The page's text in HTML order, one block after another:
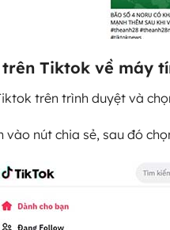
Tiktok về máy
trên trình duyệt và
vào nút chia sẻ, sau đó